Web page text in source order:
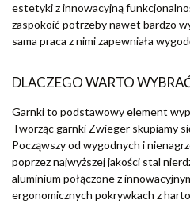
estetyki z innowacyjną
zaspokoić potrzeby nawet bardzo
sama praca z nimi zapewniała
DLACZEGO WARTO
Garnki to podstawowy element
Tworząc garnki Zwieger skupiamy
Począwszy od wygodnych i
poprzez najwyższej jakości stal
aluminium połączone z
ergonomicznych pokrywkach z